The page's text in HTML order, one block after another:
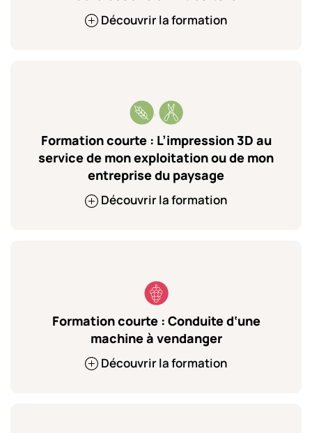
Découvrir la formation
,
Formation courte : L’impression 3D au
service de mon exploitation ou de mon
entreprise du paysage
Découvrir la formation
Formation courte : Conduite d‘une
machine à vendanger
Découvrir la formation